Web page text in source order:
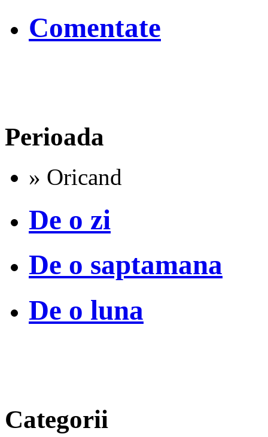
Comentate
Perioada
» Oricand
De o zi
De o saptamana
De o luna
Categorii